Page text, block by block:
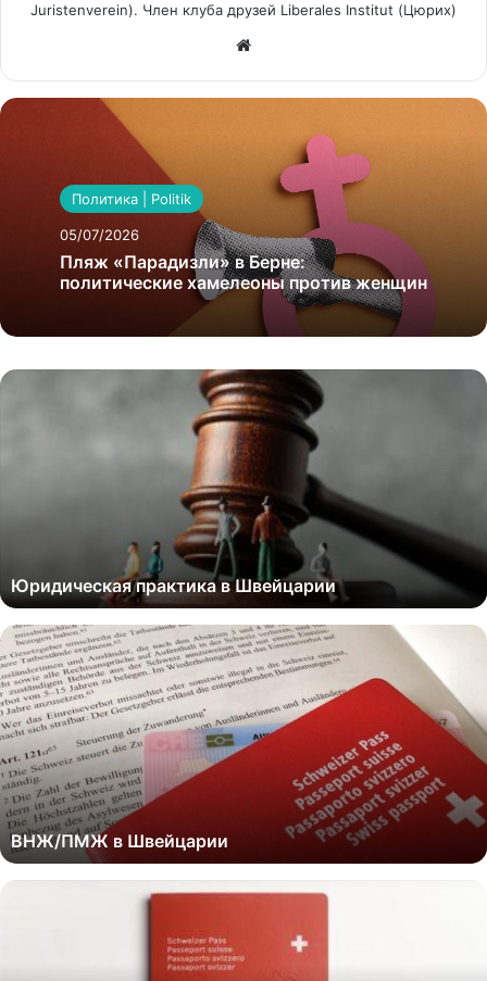
Juristenverein). Член клуба друзей Liberales Institut (Цюрих)
Политика | Politik
05/07/2026
Пляж «Парадизли» в Берне:
политические хамелеоны против женщин
Юридическая практика в Швейцарии
ВНЖ/ПМЖ в Швейцарии